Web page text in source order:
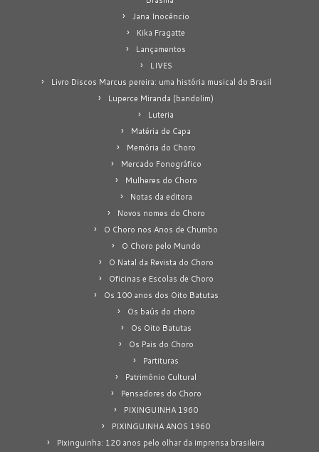
Jana Inocêncio
Kika Fragatte
Lançamentos
LIVES
Livro Discos Marcus pereira: uma história musical do Brasil
Luperce Miranda (bandolim)
Luteria
Matéria de Capa
Memória do Choro
Mercado Fonográfico
Mulheres do Choro
Notas da editora
Novos nomes do Choro
O Choro nos Anos de Chumbo
O Choro pelo Mundo
O Natal da Revista do Choro
Oficinas e Escolas de Choro
Os 100 anos dos Oito Batutas
Os baús do choro
Os Oito Batutas
Os Pais do Choro
Partituras
Patrimônio Cultural
Pensadores do Choro
PIXINGUINHA 1960
PIXINGUINHA ANOS 1960
Pixinguinha: 120 anos pelo olhar da imprensa brasileira